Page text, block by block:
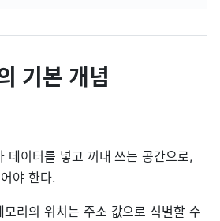
기본 개념
데이터를 넣고 꺼내 쓰는 공간으로,
야 한다.
리의 위치는 주소 값으로 식별할 수